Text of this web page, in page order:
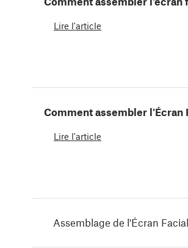
Lire l'article
Comment assembler l'Écran
Lire l'article
Assemblage de l'Écran